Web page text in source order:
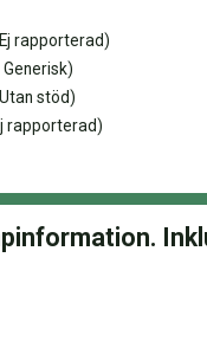
rapporterad)
stöd)
rapporterad)